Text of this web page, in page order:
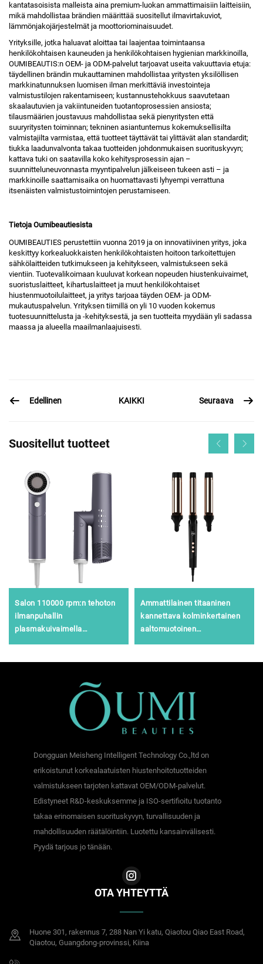
kantatasoisista malleista aina premium-luokan ammattimaisiin laitteisiin,
mikä mahdollistaa brändien määrittää suositellut ilmavirtakuviot,
lämmönjakojärjestelmät ja moottoriominaisuudet.
Yrityksille, jotka haluavat aloittaa tai laajentaa toimintaansa
henkilökohtaisen kauneuden ja henkilökohtaisen hygienian markkinoilla,
OUMIBEAUTIS:n OEM- ja ODM-palvelut tarjoavat useita vakuuttavia etuja:
täydellinen brändin mukauttaminen mahdollistaa yritysten yksilöllisen
markkinatunnuksen luomisen ilman merkittäviä investointeja
valmistustilojen rakentamiseen; kustannustehokkuus saavutetaan
skaalautuvien ja vakiintuneiden tuotantoprosessien ansiosta;
tilausmäärien joustavuus mahdollistaa sekä pienyritysten että
suuryritysten toiminnan; tekninen asiantuntemus kokemuksellisilta
valmistajilta varmistaa, että tuotteet täyttävät tai ylittävät alan standardit;
tiukka laadunvalvonta takaa tuotteiden johdonmukaisen suorituskyvyn;
kattava tuki on saatavilla koko kehitysprosessin ajan –
suunnitteluneuvonnasta myyntipalvelun jälkeiseen tukeen asti – ja
markkinoille saattamisaika on huomattavasti lyhyempi verrattuna
itsenäisten valmistustoimintojen perustamiseen.
Tietoja Oumibeautiesista
OUMIBEAUTIES perustettiin vuonna 2019 ja on innovatiivinen yritys, joka
keskittyy korkealuokkaisten henkilökohtaisten hoitoon tarkoitettujen
sähkölaitteiden tutkimukseen ja kehitykseen, valmistukseen sekä
vientiin. Tuotevalikoimaan kuuluvat korkean nopeuden hiustenkuivaimet,
suoristuslaitteet, kihartuslaitteet ja muut henkilökohtaiset
hiustenmuotoilulaitteet, ja yritys tarjoaa täyden OEM- ja ODM-
mukautuspalvelun. Yrityksen tiimillä on yli 10 vuoden kokemus
tuotesuunnittelusta ja -kehityksestä, ja sen tuotteita myydään yli sadassa
maassa ja alueella maailmanlaajuisesti.
Edellinen KAIKKI Seuraava
Suositellut tuotteet
Salon 110000 rpm:n tehoton
ilmanpuhallin
plasmakuivaimella
Ammattilainen titaaninen
kannettava kolminkertainen
aaltomuotoinen
Dongguan Meisheng Intelligent Technology Co.,ltd on
erikoistunut korkealaatuisten hiustenhoitotuotteiden
valmistukseen tarjoten kattavat OEM/ODM-palvelut.
Edistyneet R&D-keskuksemme ja ISO-sertifioitu tuotanto
takaa erinomaisen suorituskyvyn, turvallisuuden ja
mahdollisuuden räätälöintiin. Luotettu kansainvälisesti.
Pyydä tarjous jo tänään.
OTA YHTEYTTÄ
Huone 301, rakennus 7, 288 Nan Yi katu, Qiaotou Qiao East Road,
Qiaotou, Guangdong-provinssi, Kiina